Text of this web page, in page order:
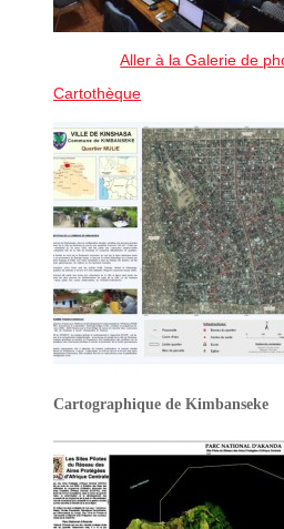
Aller à la Galerie de
Cartothèque
Cartographique de Kimbanseke